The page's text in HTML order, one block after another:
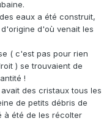
eaux a été construit,
d'où venait les
( c'est pas pour rien
) se trouvaient de
!
des cristaux tous les
de petits débris de
à été de les récolter